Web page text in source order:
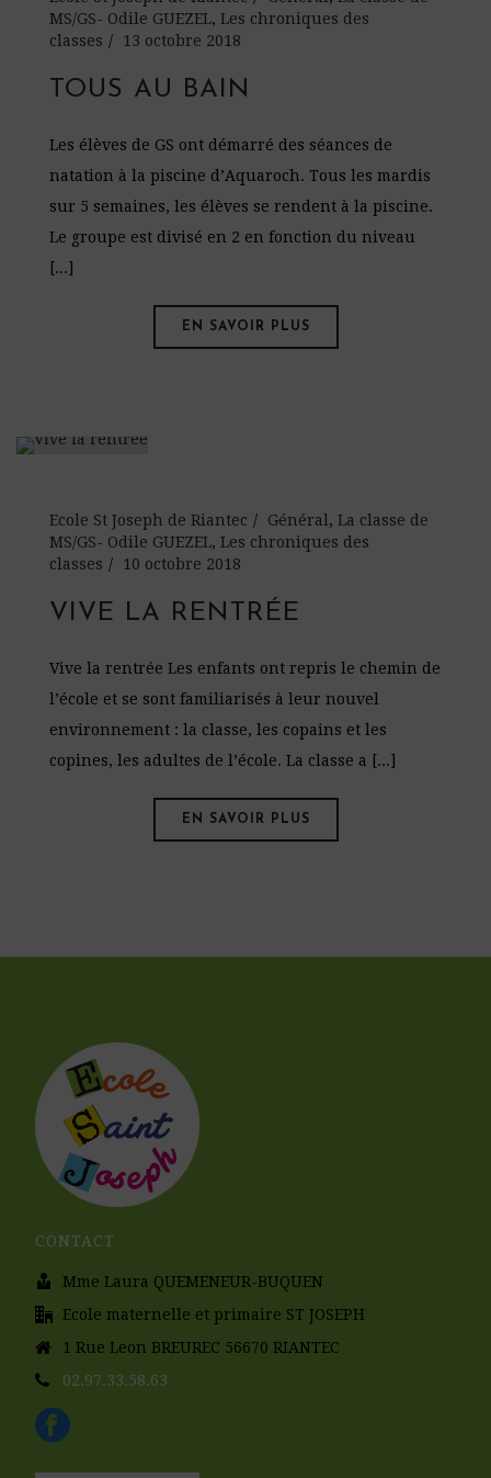
MS/GS- Odile GUEZEL, Les chroniques des
classes
13 octobre 2018
TOUS AU BAIN
Les élèves de GS ont démarré des séances de
natation à la piscine d’Aquaroch. Tous les mardis
sur 5 semaines, les élèves se rendent à la piscine.
Le groupe est divisé en 2 en fonction du niveau
[...]
EN SAVOIR PLUS
Ecole St Joseph de Riantec Général , La classe de
MS/GS- Odile GUEZEL, Les chroniques des
classes
10 octobre 2018
VIVE LA RENTRÉE
Vive la rentrée Les enfants ont repris le chemin de
l’école et se sont familiarisés à leur nouvel
environnement : la classe, les copains et les
copines, les adultes de l’école. La classe a [...]
EN SAVOIR PLUS
CONTACT
Mme Laura QUEMENEUR-BUQUEN
Ecole maternelle et primaire ST JOSEPH
1 Rue Leon BREUREC 56670 RIANTEC
02.97.33.58.63